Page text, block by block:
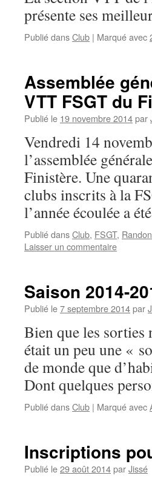
présente ses
Publié dansClub | Marqué avec
Assemblée
VTT FSGT du
Publié le 19 novembre 2014par
Vendredi 14
l’assemblée
Finistère. Une
clubs inscrits à la
l’année écoulée a
Publié dansClub, FSGT,
Laisser un commentaire
Saison 2014-
Publié le7 septembre 2014par
Bien que les sorties
était un peu une «
de monde que
Dont quelques
Publié dansClub | Marqué avec
Inscriptions
Publié le29 août 2014parJissé